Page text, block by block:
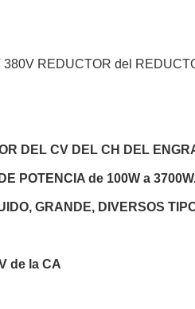
REDUCTOR del
DEL CV DEL CH DEL
POTENCIA de 100W a
GRANDE, DIVERSOS
de la CA